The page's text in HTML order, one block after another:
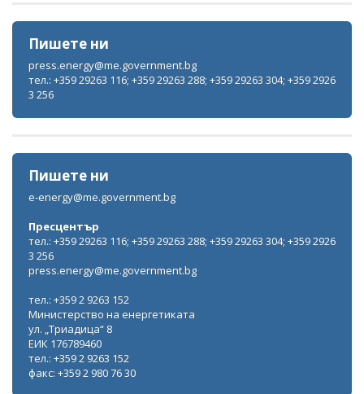
Пишете ни
press.energy@me.government.bg
тел.: +359 29263 116; +359 29263 288; +359 29263 304; +359 2926
3 256
Пишете ни
e-energy@me.government.bg
Пресцентър
тел.: +359 29263 116; +359 29263 288; +359 29263 304; +359 2926
3 256
press.energy@me.government.bg
тел.: +359 2 9263 152
Министерство на енергетиката
ул. „Триадица“ 8
ЕИК 176789460
тел.: +359 2 9263 152
факс: +359 2 980 76 30